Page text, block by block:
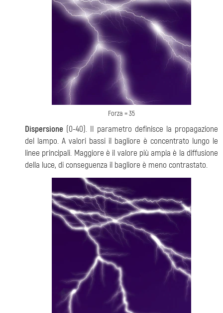
Forza = 35
Dispersione (0-40). Il parametro definisce la propagazione
del lampo. A valori bassi il bagliore è concentrato lungo le
linee principali. Maggiore è il valore più ampia è la diffusione
della luce, di conseguenza il bagliore è meno contrastato.